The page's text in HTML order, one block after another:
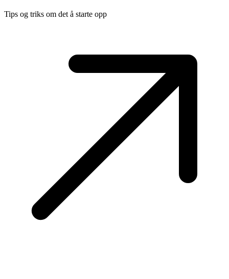
Tips og triks om det å starte opp